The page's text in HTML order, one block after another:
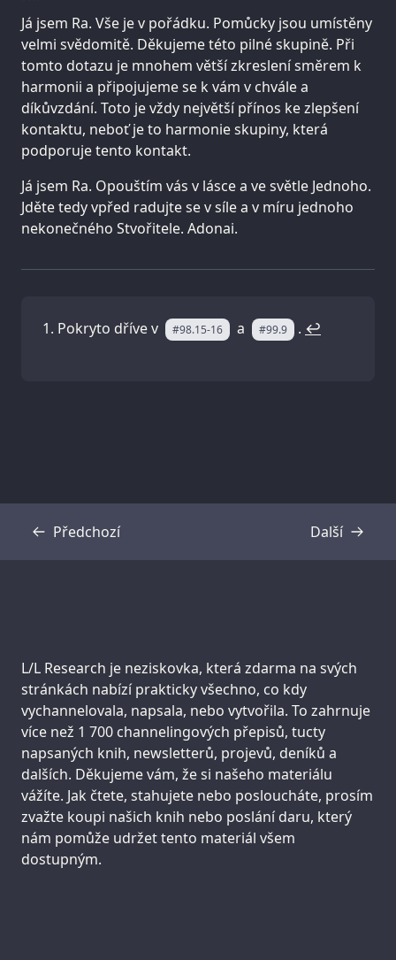
Já jsem Ra. Vše je v pořádku. Pomůcky jsou umístěny
velmi svědomitě. Děkujeme této pilné skupině. Při
tomto dotazu je mnohem větší zkreslení směrem k
harmonii a připojujeme se k vám v chvále a
díkůvzdání. Toto je vždy největší přínos ke zlepšení
kontaktu, neboť je to harmonie skupiny, která
podporuje tento kontakt.
Já jsem Ra. Opouštím vás v lásce a ve světle Jednoho.
Jděte tedy vpřed radujte se v síle a v míru jednoho
nekonečného Stvořitele. Adonai.
Pokryto dříve v #98.15-16 a #99.9 . ↩
Předchozí
Přepis Další
Přepis
Support us:
L/L Research je neziskovka, která zdarma na svých
stránkách nabízí prakticky všechno, co kdy
vychannelovala, napsala, nebo vytvořila. To zahrnuje
více než 1 700 channelingových přepisů, tucty
napsaných knih, newsletterů, projevů, deníků a
dalších. Děkujeme vám, že si našeho materiálu
vážíte. Jak čtete, stahujete nebo posloucháte, prosím
zvažte koupi našich knih nebo poslání daru, který
nám pomůže udržet tento materiál všem
dostupným.